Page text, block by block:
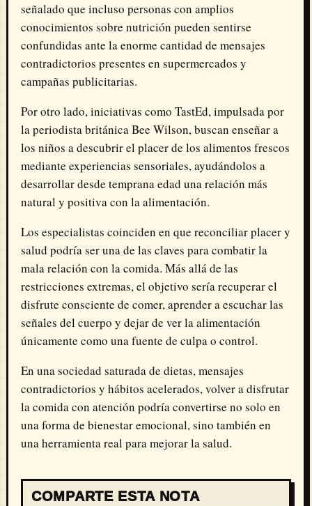
señalado que incluso personas con amplios
conocimientos sobre nutrición pueden sentirse
confundidas ante la enorme cantidad de mensajes
contradictorios presentes en supermercados y
campañas publicitarias.
Por otro lado, iniciativas como TastEd, impulsada por
la periodista británicaBee Wilson, buscan enseñar a
los niños a descubrir el placer de los alimentos frescos
mediante experiencias sensoriales, ayudándolos a
desarrollar desde temprana edad una relación más
natural y positiva con la alimentación.
Los especialistas coinciden en que reconciliar placer y
salud podría ser una de las claves para combatir la
mala relación con la comida. Más allá de las
restricciones extremas, el objetivo sería recuperar el
disfrute consciente de comer, aprender a escuchar las
señales del cuerpo y dejar de ver la alimentación
únicamente como una fuente de culpa o control.
En una sociedad saturada de dietas, mensajes
contradictorios y hábitos acelerados, volver a disfrutar
la comida con atención podría convertirse no solo en
una forma de bienestar emocional, sino también en
una herramienta real para mejorar la salud.
COMPARTE ESTA NOTA